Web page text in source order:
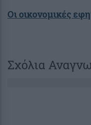
Οι οικονομικές
Σχόλια